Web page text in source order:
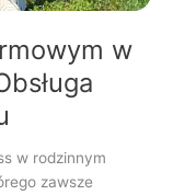
w
w rodzinnym
zawsze